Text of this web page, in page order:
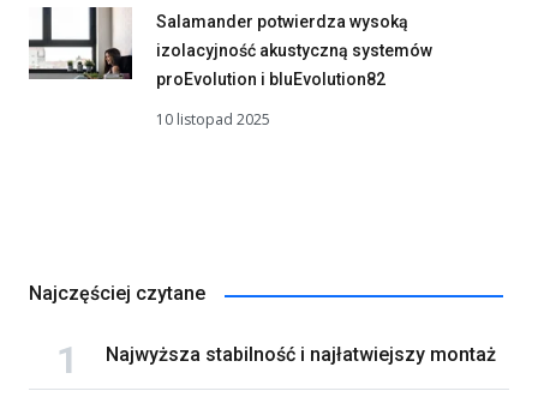
Salamander potwierdza wysoką
izolacyjność akustyczną systemów
proEvolution i bluEvolution82
10 listopad 2025
Najczęściej czytane
Najwyższa stabilność i najłatwiejszy montaż